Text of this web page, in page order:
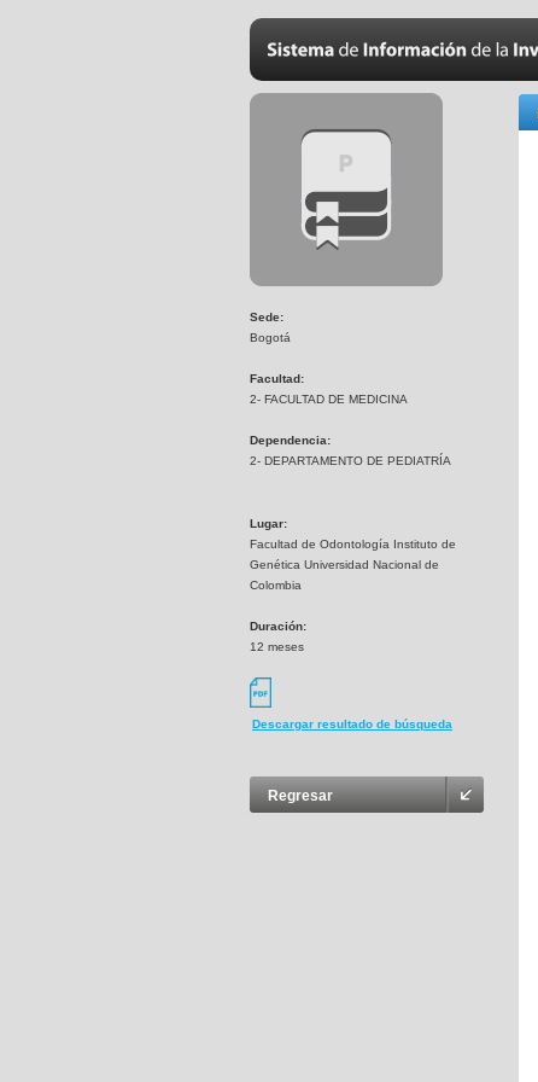
Sede:
Bogotá
Facultad:
2- FACULTAD DE MEDICINA
Dependencia:
2- DEPARTAMENTO DE PEDIATRÍA
Lugar:
Facultad de Odontología Instituto de
Genética Universidad Nacional de
Colombia
Duración:
12 meses
Descargar resultado de búsqueda
Regresar